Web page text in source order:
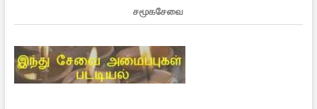
சமூகசேவை